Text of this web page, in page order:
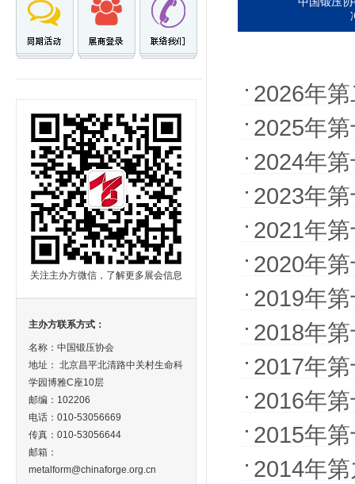
关注主办方微信，了解更多展会信息
主办方联系方式：
名称：中国锻压协会
地址： 北京昌平北清路中关村生命科
学园博雅C座10层
邮编：102206
电话：010-53056669
传真：010-53056644
邮箱：
metalform@chinaforge.org.cn
2026年
2025年
2024年
2023年
2021年
2020年
2019年
2018年
2017年
2016年
2015年
2014年